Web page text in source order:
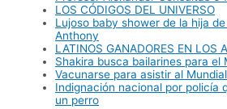
LOS CÓDIGOS DEL UNIVERSO
Lujoso baby shower de la hija
Anthony
LATINOS GANADORES EN LOS
Shakira busca bailarines para el
Vacunarse para asistir al
Indignación nacional por policía
un perro